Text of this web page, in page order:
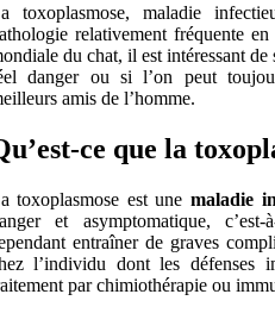
toxoplasmose, maladie
relativement fréquente
du chat, il est intéressant
danger ou si l’on peut
amis de l’homme.
ce que la
toxoplasmose est une maladie
et asymptomatique,
entraîner de graves
l’individu dont les défenses
par chimiothérapie ou